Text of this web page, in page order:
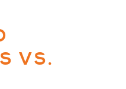
VS.